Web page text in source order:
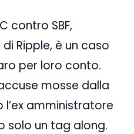
contro SBF,
Ripple, è un caso
per loro conto.
mosse dalla
amministratore
solo un tag along.